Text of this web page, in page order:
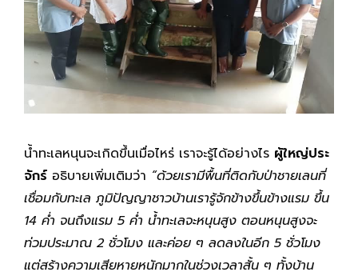
น้ำทะเลหนุนจะเกิดขึ้นเมื่อไหร่ เราจะรู้ได้อย่างไร ผู้ใหญ่ประ
จักร์ อธิบายเพิ่มเติมว่า “ด้วยเรามีพื้นที่ติดกับป่าชายเลนที่
เชื่อมกับทะเล ภูมิปัญญาชาวบ้านเรารู้จักข้างขึ้นข้างแรม ขึ้น
14 ค่ำ จนถึงแรม 5 ค่ำ น้ำทะเลจะหนุนสูง ตอนหนุนสูงจะ
ท่วมประมาณ 2 ชั่วโมง และค่อย ๆ ลดลงในอีก 5 ชั่วโมง
แต่สร้างความเสียหายหนักมากในช่วงเวลาสั้น ๆ ทั้งบ้าน